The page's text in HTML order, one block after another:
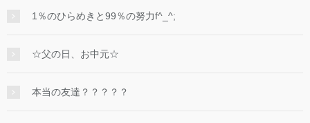
1％のひらめきと99％の努力f^_^;
☆父の日、お中元☆
本当の友達？？？？？